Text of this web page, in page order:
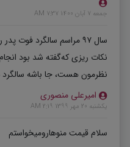
جمعه 7 آبان 1400 7:37 AM
سال ۹۷ مراسم سالگرد
نکات ریزی که‌گفته شد بود
نظرمون هست، جا باشه سالگرد
امیرعلی منصوری
یکشنبه 20 مهر 1399 2:19 AM
سلام قیمت منوهارومیخواستم